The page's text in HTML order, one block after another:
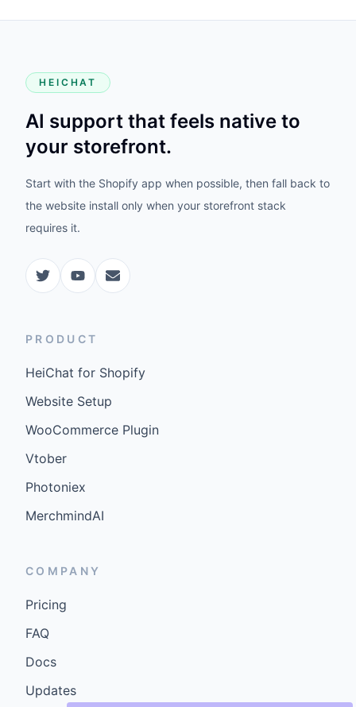
HEICHAT
AI support that feels native to
your storefront.
Start with the Shopify app when possible, then fall back to
the website install only when your storefront stack
requires it.
PRODUCT
HeiChat for Shopify
Website Setup
WooCommerce Plugin
Vtober
Photoniex
MerchmindAI
COMPANY
Pricing
FAQ
Docs
Updates